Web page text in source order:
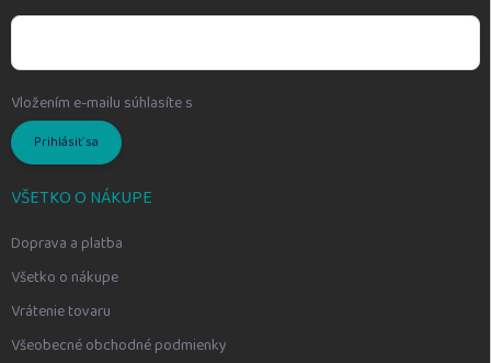
Vložením e-mailu súhlasíte s
Prihlásiť sa
VŠETKO O NÁKUPE
Doprava a platba
Všetko o nákupe
Vrátenie tovaru
Všeobecné obchodné podmienky